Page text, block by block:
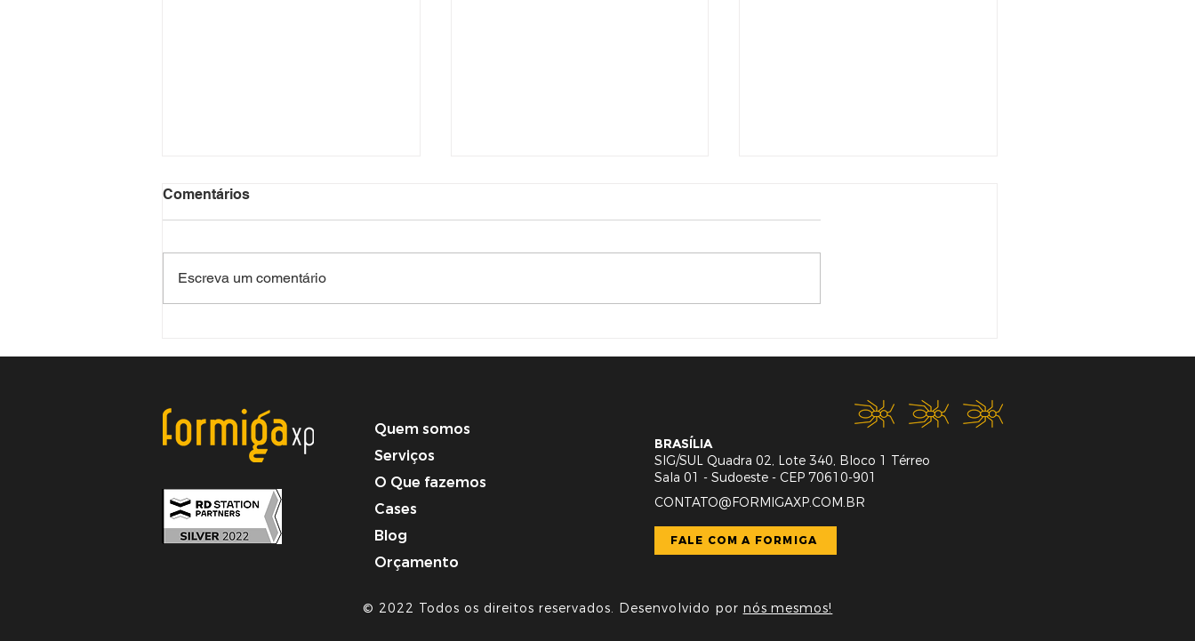
Comentários
Escreva um comentário
Quem somos
Serviços
O Que fazemos
Cases
Blog
Orçamento
BRASÍLIA
SIG/SUL Quadra 02, Lote 340, Bloco 1 Térreo
Sala 01 - Sudoeste - CEP 70610-901
CONTATO@FORMIGAXP.COM.BR
FALE COM A FORMIGA
© 2022 Todos os direitos reservados. Desenvolvido por nós mesmos!